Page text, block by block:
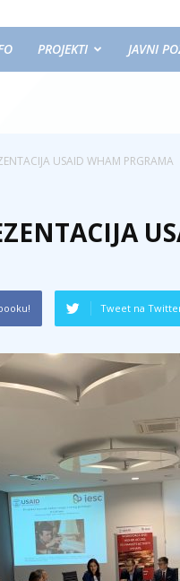
PROJEKTI JAVNI
USAID WHAM PRGRAMA
Tweet na